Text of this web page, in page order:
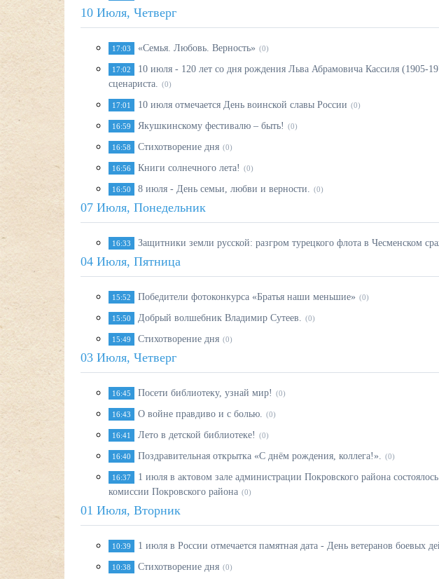
10 Июля, Четверг
17:03 «Семья. Любовь. Верность» (0)
17:02
10 июля - 120 лет со дня рождения Льва Абрамовича Кассиля (1905-
сценариста. (0)
17:01 10 июля отмечается День воинской славы России (0)
16:59 Якушкинскому фестивалю – быть! (0)
16:58 Стихотворение дня (0)
16:56 Книги солнечного лета! (0)
16:50 8 июля - День семьи, любви и верности. (0)
07 Июля, Понедельник
16:33 Защитники земли русской: разгром турецкого флота в Чесменском
04 Июля, Пятница
15:52 Победители фотоконкурса «Братья наши меньшие» (0)
15:50 Добрый волшебник Владимир Сутеев. (0)
15:49 Стихотворение дня (0)
03 Июля, Четверг
16:45 Посети библиотеку, узнай мир! (0)
16:43 О войне правдиво и с болью. (0)
16:41 Лето в детской библиотеке! (0)
16:40 Поздравительная открытка «С днём рождения, коллега!». (0)
16:37
1 июля в актовом зале администрации Покровского района
комиссии Покровского района (0)
01 Июля, Вторник
10:39 1 июля в России отмечается памятная дата - День ветеранов боевых
10:38 Стихотворение дня (0)